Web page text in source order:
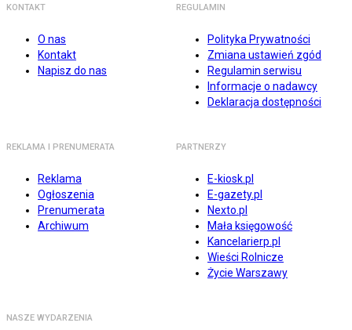
KONTAKT
O nas
Kontakt
Napisz do nas
REGULAMIN
Polityka Prywatności
Zmiana ustawień zgód
Regulamin serwisu
Informacje o nadawcy
Deklaracja dostępności
REKLAMA I PRENUMERATA
Reklama
Ogłoszenia
Prenumerata
Archiwum
PARTNERZY
E-kiosk.pl
E-gazety.pl
Nexto.pl
Mała księgowość
Kancelarierp.pl
Wieści Rolnicze
Życie Warszawy
NASZE WYDARZENIA